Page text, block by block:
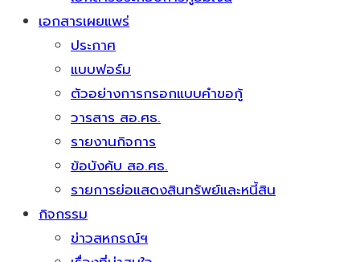
เอกสารเผยแพร่
ประกาศ
แบบฟอร์ม
ตัวอย่างการกรอกแบบคำขอกู้
วารสาร สอ.ศธ.
รายงานกิจการ
ข้อบังคับ สอ.ศธ.
รายการย่อแสดงสินทรัพย์และหนี้สิน
กิจกรรม
ข่าวสหกรณ์ฯ